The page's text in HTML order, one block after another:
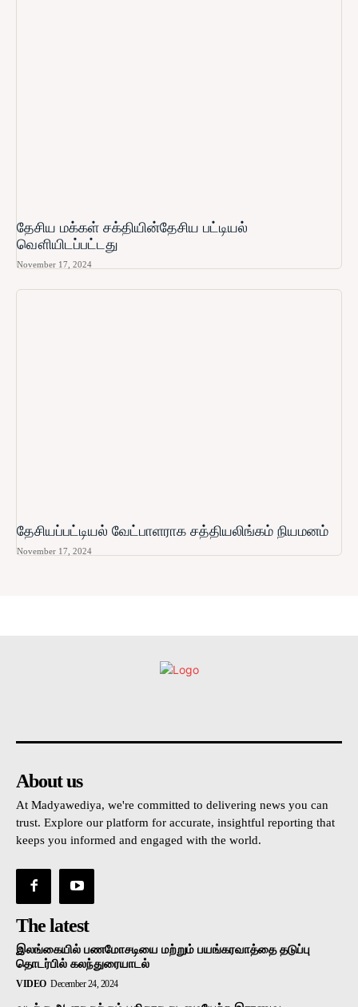
தேசிய மக்கள் சக்தியின்தேசிய பட்டியல்
வௌியிடப்பட்டது
November 17, 2024
தேசியப்பட்டியல் வேட்பாளராக சத்தியலிங்கம் நியமனம்
November 17, 2024
About us
At Madyawediya, we're committed to delivering news you can
trust. Explore our platform for accurate, insightful reporting that
keeps you informed and engaged with the world.
The latest
இலங்கையில் பணமோசடியை மற்றும் பயங்கரவாத்தை தடுப்பு
தொடர்பில் கலந்துரையாடல்
VIDEO December 24, 2024